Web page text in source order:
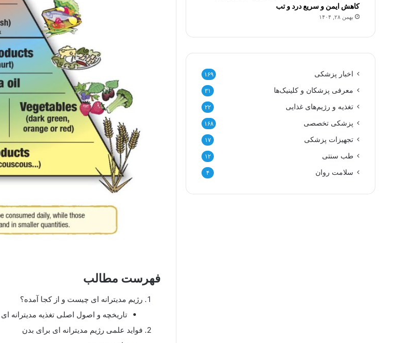
فهرست مطالب
رژیم مدیترانه ای چیست و از کجا آمده؟
تاریخچه و اصول اصلی تغذیه مدیترانه ای
فواید علمی رژیم مدیترانه ای برای بدن
کاهش ایمن و سریع درد و تب
بهمن ۲۸, ۱۴۰۴
اخبار پزشکی ۱۶۹
معرفی پزشکان و کلینیک‌ها ۳۱
تغذیه و رژیم‌های غذایی ۲۲
پزشکی تخصصی ۱۶۸
تجهیزات پزشکی ۱۷
طب سنتی ۱۲
سلامت روان ۴